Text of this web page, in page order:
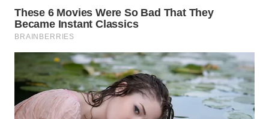
Wahana
Media
Group
WAHANA
NEWS
WAHANA
TANI